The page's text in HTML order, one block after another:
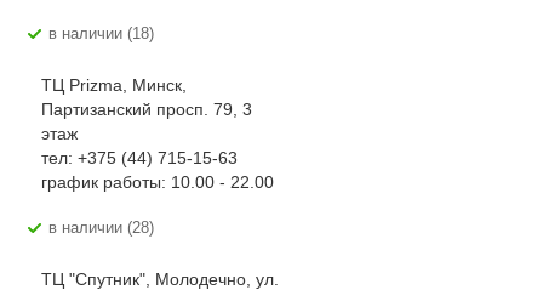
В наличии (18)
ТЦ Prizma, Минск,
Партизанский просп. 79, 3
этаж
тел: +375 (44) 715-15-63
график работы: 10.00 - 22.00
В наличии (28)
ТЦ "Спутник", Молодечно, ул.